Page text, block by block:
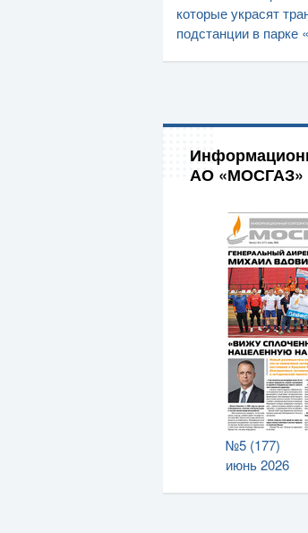
которые украсят
подстанции в парке
АО «МОСГАЗ»
№5 (177)
июнь 2026